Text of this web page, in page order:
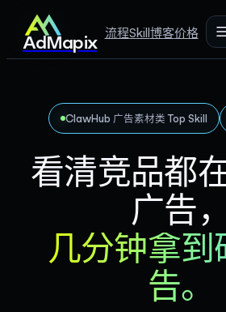
AdMapix
流程Skill 博客价格
ClawHub 广告素材类 Top Skill
看清竞品都
广告，
几分钟拿到
告。